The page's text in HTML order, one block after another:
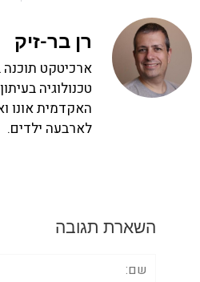
רן בר-זיק
ארכיטקט תוכנה
טכנולוגיה
האקדמית אונו
לארבעה ילדים.
השארת תגובה